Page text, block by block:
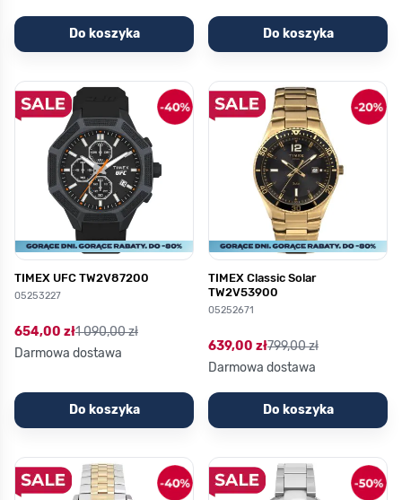
Do koszyka Do koszyka
TIMEX UFC TW2V87200
05253227
654,00 zł1 090,00 zł
Darmowa dostawa
Do koszyka
TIMEX Classic Solar
TW2V53900
05252671
639,00 zł799,00 zł
Darmowa dostawa
Do koszyka